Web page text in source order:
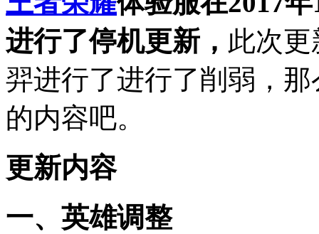
进行了停机更新， 此次
羿进行了进行了削弱，
的内容吧。
更新内容
一、英雄调整